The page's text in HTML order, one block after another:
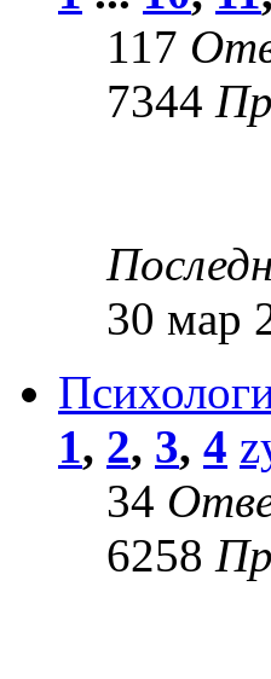
117
7344
30 мар
1, 2, 3, 4
34
6258